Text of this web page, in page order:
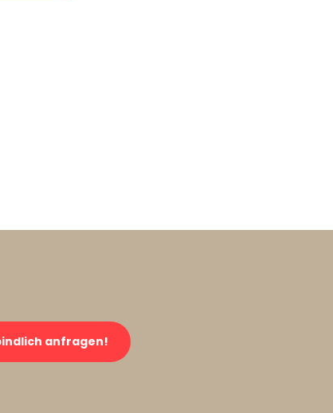
anfragen!